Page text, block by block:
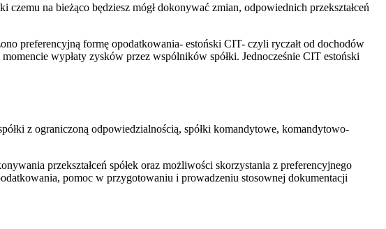
na bieżąco będziesz mógł dokonywać zmian, odpowiednich przekształceń
preferencyjną formę opodatkowania- estoński CIT- czyli ryczałt od dochodów
wypłaty zysków przez wspólników spółki. Jednocześnie CIT estoński
z ograniczoną odpowiedzialnością, spółki komandytowe, komandytowo-
przekształceń spółek oraz możliwości skorzystania z preferencyjnego
pomoc w przygotowaniu i prowadzeniu stosownej dokumentacji